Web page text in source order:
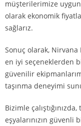
müşterilerimize
olarak ekonomik
sağlarız.
Sonuç olarak, Nirvana
en iyi seçeneklerden
güvenilir
taşınma deneyimi
Bizimle
eşyalarınızın güvenli